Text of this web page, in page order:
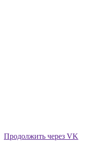
Продолжить через VK